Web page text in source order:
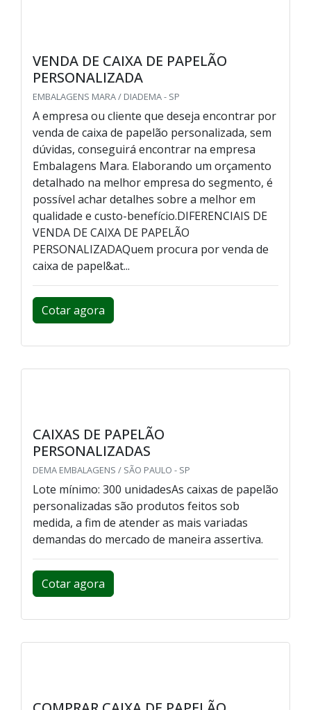
VENDA DE CAIXA DE PAPELÃO
PERSONALIZADA
EMBALAGENS MARA / DIADEMA - SP
A empresa ou cliente que deseja encontrar por
venda de caixa de papelão personalizada, sem
dúvidas, conseguirá encontrar na empresa
Embalagens Mara. Elaborando um orçamento
detalhado na melhor empresa do segmento, é
possível achar detalhes sobre a melhor em
qualidade e custo-benefício.DIFERENCIAIS DE
VENDA DE CAIXA DE PAPELÃO
PERSONALIZADAQuem procura por venda de
caixa de papel&at...
Cotar agora
CAIXAS DE PAPELÃO
PERSONALIZADAS
DEMA EMBALAGENS / SÃO PAULO - SP
Lote mínimo: 300 unidadesAs caixas de papelão
personalizadas são produtos feitos sob
medida, a fim de atender as mais variadas
demandas do mercado de maneira assertiva.
Cotar agora